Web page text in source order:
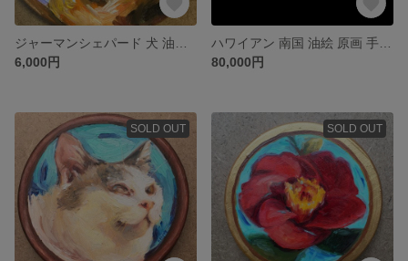
6,000円
80,000円
SOLD OUT SOLD OUT